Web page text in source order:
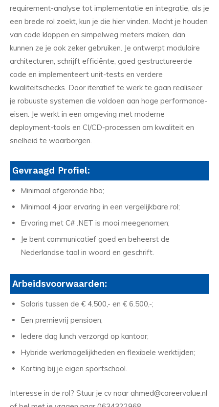
requirement-analyse tot implementatie en integratie, als je
een brede rol zoekt, kun je die hier vinden. Mocht je houden
van code kloppen en simpelweg meters maken, dan
kunnen ze je ook zeker gebruiken. Je ontwerpt modulaire
architecturen, schrijft efficiënte, goed gestructureerde
code en implementeert unit-tests en verdere
kwaliteitschecks. Door iteratief te werk te gaan realiseer
je robuuste systemen die voldoen aan hoge performance-
eisen. Je werkt in een omgeving met moderne
deployment-tools en CI/CD-processen om kwaliteit en
snelheid te waarborgen.
Gevraagd Profiel:
Minimaal afgeronde hbo;
Minimaal 4 jaar ervaring in een vergelijkbare rol;
Ervaring met C# .NET is mooi meegenomen;
Je bent communicatief goed en beheerst de
Nederlandse taal in woord en geschrift.
Arbeidsvoorwaarden:
Salaris tussen de € 4.500,- en € 6.500,-;
Een premievrij pensioen;
Iedere dag lunch verzorgd op kantoor;
Hybride werkmogelijkheden en flexibele werktijden;
Korting bij je eigen sportschool.
Interesse in de rol? Stuur je cv naar ahmed@careervalue.nl